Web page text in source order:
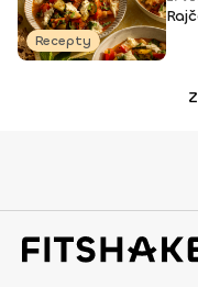
Recepty